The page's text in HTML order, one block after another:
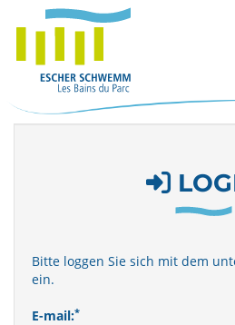
Bitte loggen Sie sich mit dem
ein.
E-mail:*